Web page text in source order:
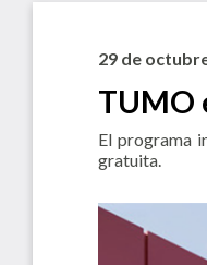
29 de
TUMO
El programa
gratuita.